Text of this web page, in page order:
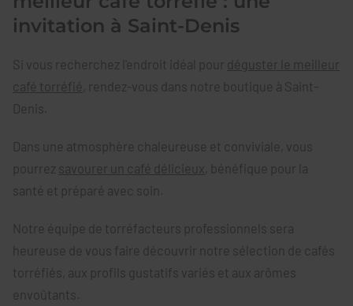
invitation à Saint-Denis
Si vous recherchez l'endroit idéal pour déguster le meilleur
café torréfié , rendez-vous dans notre boutique à Saint-
Denis.
Dans une atmosphère chaleureuse et conviviale, vous
pourrez savourer un café délicieux , bénéfique pour la
santé et préparé avec soin.
Notre équipe de torréfacteurs professionnels sera
heureuse de vous faire découvrir notre sélection de cafés
torréfiés, aux profils gustatifs variés et aux arômes
envoûtants.